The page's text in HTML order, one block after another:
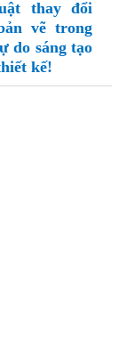
thay đổi
vẽ trong
do sáng tạo
kế!